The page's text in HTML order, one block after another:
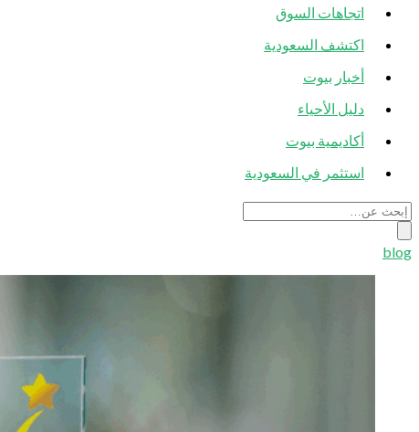
اتجاهات السوق
اكتشف السعودية
أخبار بيوت
دليل الأحياء
أكاديمية بيوت
استثمر في السعودية
blog